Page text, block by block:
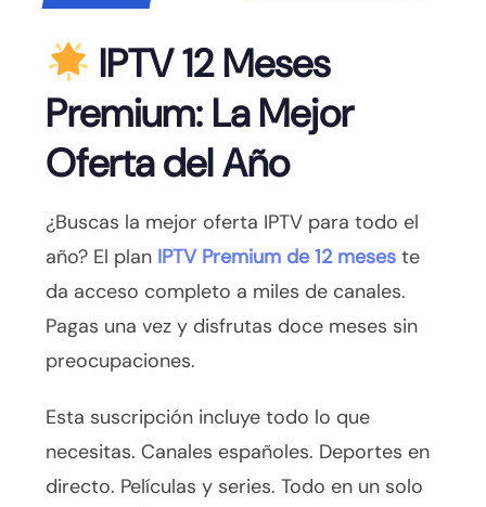
IPTV 12 Meses
Premium: La Mejor
Oferta del Año
¿Buscas la mejor oferta IPTV para todo el
año? El plan IPTV Premium de 12 meses te
da acceso completo a miles de canales.
Pagas una vez y disfrutas doce meses sin
preocupaciones.
Esta suscripción incluye todo lo que
necesitas. Canales españoles. Deportes en
directo. Películas y series. Todo en un solo